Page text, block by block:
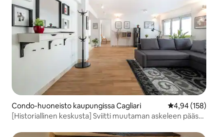
Condo-huoneisto kaupungissa Cagliari
4,94 (158)
[Historiallinen keskusta] Sviitti muutaman askeleen päässä